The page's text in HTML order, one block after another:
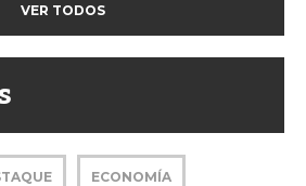
VER TODOS
ECONOMÍA